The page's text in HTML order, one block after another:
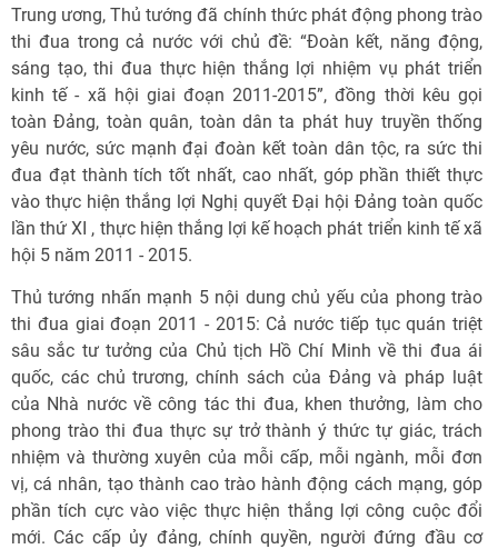
Trung ương, Thủ tướng đã chính thức phát động phong trào
thi đua trong cả nước với chủ đề: “Đoàn kết, năng động,
sáng tạo, thi đua thực hiện thắng lợi nhiệm vụ phát triển
kinh tế - xã hội giai đoạn 2011-2015”, đồng thời kêu gọi
toàn Đảng, toàn quân, toàn dân ta phát huy truyền thống
yêu nước, sức mạnh đại đoàn kết toàn dân tộc, ra sức thi
đua đạt thành tích tốt nhất, cao nhất, góp phần thiết thực
vào thực hiện thắng lợi Nghị quyết Đại hội Đảng toàn quốc
lần thứ XI , thực hiện thắng lợi kế hoạch phát triển kinh tế xã
hội 5 năm 2011 - 2015.
Thủ tướng nhấn mạnh 5 nội dung chủ yếu của phong trào
thi đua giai đoạn 2011 - 2015: Cả nước tiếp tục quán triệt
sâu sắc tư tưởng của Chủ tịch Hồ Chí Minh về thi đua ái
quốc, các chủ trương, chính sách của Đảng và pháp luật
của Nhà nước về công tác thi đua, khen thưởng, làm cho
phong trào thi đua thực sự trở thành ý thức tự giác, trách
nhiệm và thường xuyên của mỗi cấp, mỗi ngành, mỗi đơn
vị, cá nhân, tạo thành cao trào hành động cách mạng, góp
phần tích cực vào việc thực hiện thắng lợi công cuộc đổi
mới. Các cấp ủy đảng, chính quyền, người đứng đầu cơ